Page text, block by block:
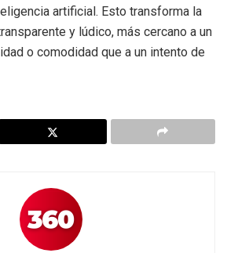
artificial. Esto transforma la
y lúdico, más cercano a un
o comodidad que a un intento de